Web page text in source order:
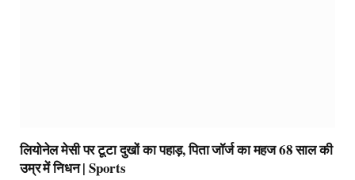
लियोनेल मेसी पर टूटा दुखों का पहाड़, पिता जॉर्ज का महज 68 साल की
उम्र में निधन | Sports